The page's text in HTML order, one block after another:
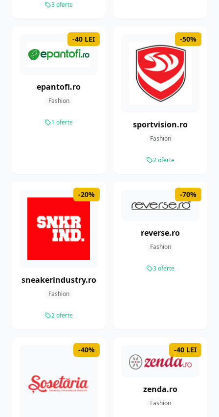
3 oferte
-40 LEI
epantofi.ro
Fashion
1 oferte
-50%
sportvision.ro
Fashion
2 oferte
-20%
sneakerindustry.ro
Fashion
2 oferte
-70%
reverse.ro
Fashion
3 oferte
-40% -40 LEI
zenda.ro
Fashion